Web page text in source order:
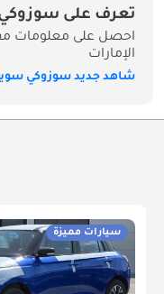
تعرف على
احصل على معلومات
الإمارات
شاهد جديد سوزوكي
سيارات مميزة